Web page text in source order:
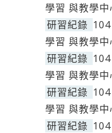
學習 與教學中
研習紀錄
學習 與教學中
研習紀錄
學習 與教學中
研習紀錄
學習 與教學中
研習紀錄